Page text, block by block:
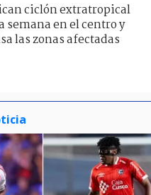
ciclón extratropical
semana en el centro y
las zonas afectadas